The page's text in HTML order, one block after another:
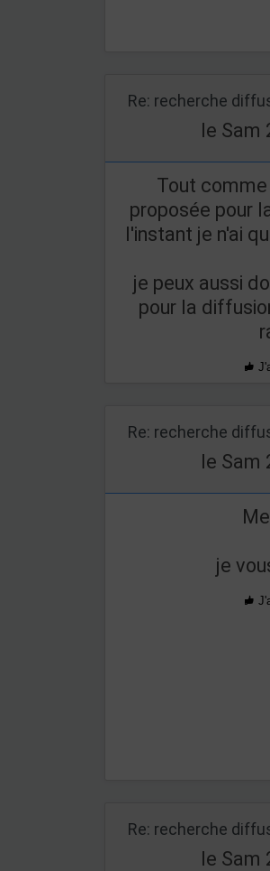
Re: recherche
le Sam
Tout
proposée pour
l'instant je n'ai
je peux aussi
pour la
Re: recherche
le Sam
je
Re: recherche
le Sam